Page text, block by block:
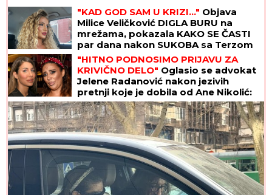
"KAD GOD SAM U KRIZI..." Objava
Milice Veličković DIGLA BURU na
mrežama, pokazala KAKO SE ČASTI
par dana nakon SUKOBA sa Terzom
(FOTO)
"HITNO PODNOSIMO PRIJAVU ZA
KRIVIČNO DELO" Oglasio se advokat
Jelene Radanović nakon jezivih
pretnji koje je dobila od Ane Nikolić:
"To je sramno"